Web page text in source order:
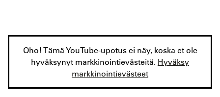
Oho! Tämä YouTube-upotus ei näy, koska et ole
hyväksynyt markkinointievästeitä. Hyväksy
markkinointievästeet